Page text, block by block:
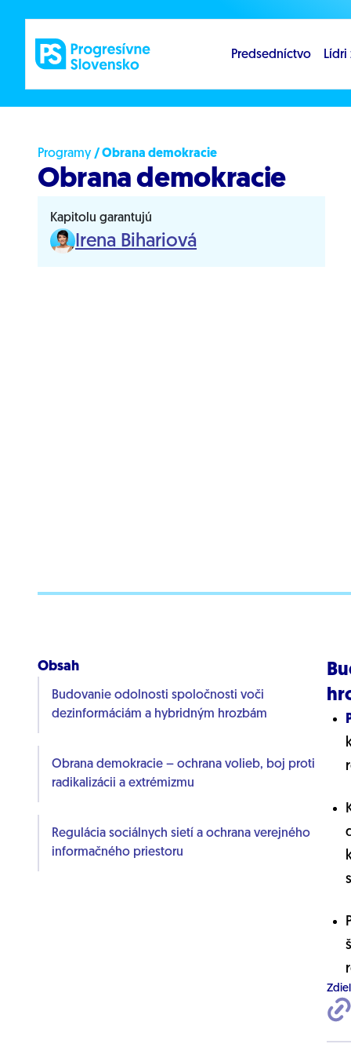
Predsedníctvo Lídri
Programy / Obrana demokracie
Obrana demokracie
Kapitolu garantujú
Irena Bihariová
Obsah
Budovanie odolnosti spoločnosti voči
dezinformáciám a hybridným hrozbám
Obrana demokracie – ochrana volieb, boj proti
radikalizácii a extrémizmu
Regulácia sociálnych sietí a ochrana verejného
informačného priestoru